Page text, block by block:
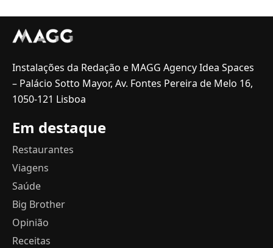
Instalações da Redação e MAGG Agency Idea Spaces
– Palácio Sotto Mayor, Av. Fontes Pereira de Melo 16,
1050-121 Lisboa
Em destaque
Restaurantes
Viagens
Saúde
Big Brother
Opinião
Receitas